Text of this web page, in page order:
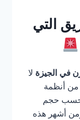
التي
في الجيزة لا
من أنظمة
بحسب حجم
ومن أشهر هذه